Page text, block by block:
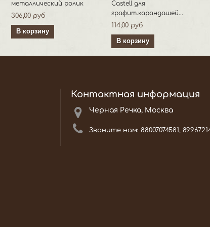
металлический ролик
306,00 руб
В корзину
Castell для
графит.карандашей...
114,00 руб
В корзину
Контактная информация
Черная Речка, Москва
Звоните нам: 88007074581,